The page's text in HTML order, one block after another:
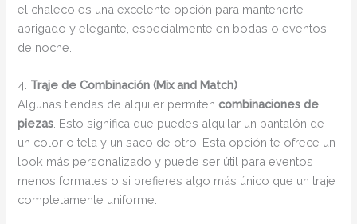
el chaleco es una excelente opción para mantenerte
abrigado y elegante, especialmente en bodas o eventos
de noche.
4. Traje de Combinación (Mix and Match)
Algunas tiendas de alquiler permitencombinaciones de
piezas . Esto significa que puedes alquilar un pantalón de
un color o tela y un saco de otro. Esta opción te ofrece un
look más personalizado y puede ser útil para eventos
menos formales o si prefieres algo más único que un traje
completamente uniforme.